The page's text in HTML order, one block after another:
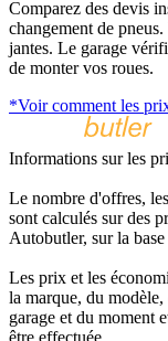
Comparez des devis
changement de
jantes. Le garage
de monter vos roues.
*Voir comment les
Informations sur les
Le nombre d'offres,
sont calculés sur des
Autobutler, sur la
Les prix et les
la marque, du
garage et du moment
être effectuée.